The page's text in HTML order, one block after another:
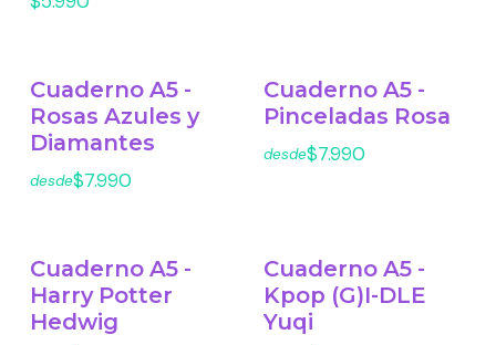
Cuaderno A5 -
Rosas Azules y
Diamantes
desde$7.990
Cuaderno A5 -
Pinceladas Rosa
desde$7.990
Cuaderno A5 -
Harry Potter
Hedwig
Cuaderno A5 -
Kpop (G)I-DLE
Yuqi